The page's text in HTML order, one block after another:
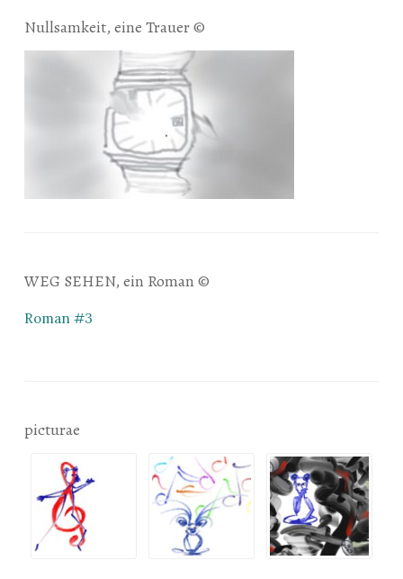
Nullsamkeit, eine Trauer ©
WEG SEHEN, ein Roman ©
Roman #3
picturae